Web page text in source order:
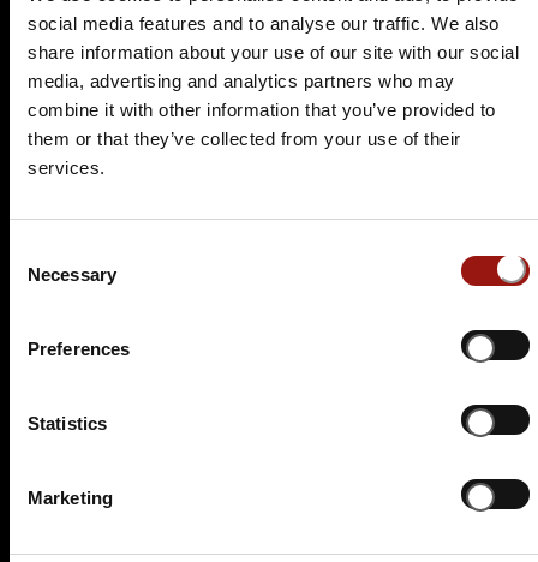
social media features and to analyse our traffic. We also
share information about your use of our site with our social
media, advertising and analytics partners who may
combine it with other information that you’ve provided to
them or that they’ve collected from your use of their
services.
Selection
Necessary
Preferences
Statistics
Marketing
Auf der Karte anzeigen
Tickets kaufen
Der Polterabendkiller
Markt 9